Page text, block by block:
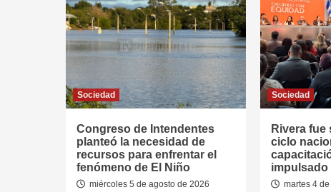
Sociedad
Congreso de Intendentes
planteó la necesidad de
recursos para enfrentar el
fenómeno de El Niño
miércoles 5 de agosto de 2026
Sociedad
Rivera fue
ciclo
impulsado
martes 4